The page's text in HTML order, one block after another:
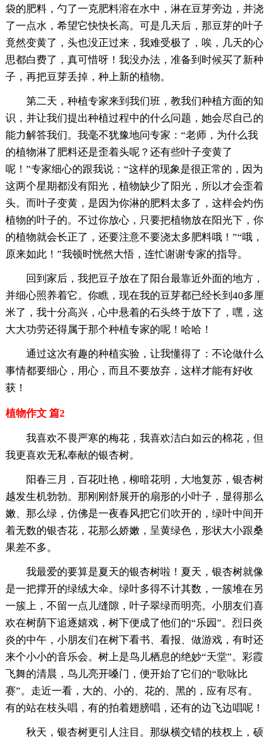
袋的肥料，勺了一克肥料溶在水中，淋在豆芽旁边，并浇
了一点水，希望它快快长高。可是几天后，那豆芽的叶子
竟然变黄了，头也没正过来，我难受极了，唉，几天的心
思都白费了，真可惜呀！我没办法，准备到时候买了新种
子，再把豆芽丢掉，种上新的植物。
第二天，种植专家来到我们班，教我们种植方面的知
识，并让我们提出种植过程中的什么问题，她会尽自己的
能力解答我们。我毫不犹豫地问专家：“老师，为什么我
的植物淋了肥料还是歪着头呢？还有些叶子变黄了
呢！”专家细心的跟我说：“这样的现象是很正常的，因为
这两个星期都没有阳光，植物缺少了阳光，所以才会歪着
头。而叶子变黄，是因为你淋的肥料太多了，这样会灼伤
植物的叶子的。不过你放心，只要把植物放在阳光下，你
的植物就会长正了，还要注意不要浇太多肥料哦！”“哦，
原来如此！”我顿时恍然大悟，连忙谢谢专家的指导。
回到家后，我把豆子放在了阳台最靠近外面的地方，
并细心照养着它。你瞧，现在我的豆芽都已经长到40多厘
米了，我十分高兴，心中悬着的石头终于放下了，嘿，这
大大功劳还得属于那个种植专家的呢！哈哈！
通过这次有趣的种植实验，让我懂得了：不论做什么
事情都要细心，用心，而且不要放弃，这样才能有好收
获！
植物作文 篇2
我喜欢不畏严寒的梅花，我喜欢洁白如云的棉花，但
我更喜欢无私奉献的银杏树。
阳春三月，百花吐艳，柳暗花明，大地复苏，银杏树
越发生机勃勃。那刚刚舒展开的扇形的小叶子，显得那么
嫩、那么绿，仿佛是一夜春风把它们吹开的，绿叶中间开
着无数的银杏花，花那么娇嫩，呈黄绿色，形状大小跟桑
果差不多。
我最爱的要算是夏天的银杏树啦！夏天，银杏树就像
是一把撑开的绿绒大伞。绿叶多得不计其数，一簇堆在另
一簇上，不留一点儿缝隙，叶子翠绿而明亮。小朋友们喜
欢在树荫下追逐嬉戏，树下便成了他们的“乐园”。烈日炎
炎的中午，小朋友们在树下看书、看报、做游戏，有时还
来个小小的音乐会。树上是鸟儿栖息的绝妙“天堂”。彩霞
飞舞的清晨，鸟儿亮开嗓门，便开始了它们的“歌咏比
赛”。走近一看，大的、小的、花的、黑的，应有尽有。
有的站在枝头唱，有的拍着翅膀唱，还有的边飞边唱呢！
秋天，银杏树更引人注目。那纵横交错的枝杈上，硕